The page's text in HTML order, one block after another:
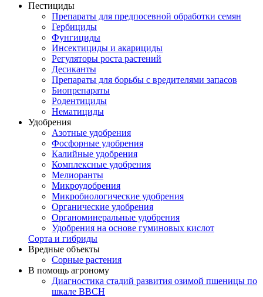
Пестициды
Препараты для предпосевной обработки семян
Гербициды
Фунгициды
Инсектициды и акарициды
Регуляторы роста растений
Десиканты
Препараты для борьбы с вредителями запасов
Биопрепараты
Родентициды
Нематициды
Удобрения
Азотные удобрения
Фосфорные удобрения
Калийные удобрения
Комплексные удобрения
Мелиоранты
Микроудобрения
Микробиологические удобрения
Органические удобрения
Органоминеральные удобрения
Удобрения на основе гуминовых кислот
Сорта и гибриды
Вредные объекты
Сорные растения
В помощь агроному
Диагностика стадий развития озимой пшеницы по
шкале ВВСН